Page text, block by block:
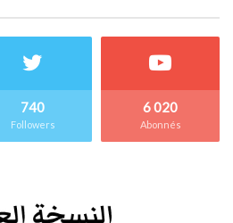
740
Followers
6 020
Abonnés